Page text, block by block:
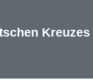
Kreuzes